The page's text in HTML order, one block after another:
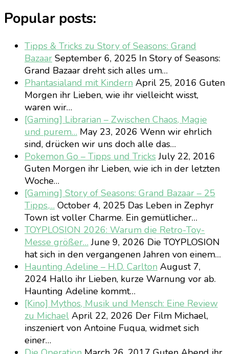
Popular posts:
Tipps & Tricks zu Story of Seasons: Grand
Bazaar September 6, 2025 In Story of Seasons:
Grand Bazaar dreht sich alles um…
Phantasialand mit Kindern April 25, 2016 Guten
Morgen ihr Lieben, wie ihr vielleicht wisst,
waren wir…
[Gaming] Librarian – Zwischen Chaos, Magie
und purem… May 23, 2026 Wenn wir ehrlich
sind, drücken wir uns doch alle das…
Pokemon Go – Tipps und TricksJuly 22, 2016
Guten Morgen ihr Lieben, wie ich in der letzten
Woche…
[Gaming] Story of Seasons: Grand Bazaar – 25
Tipps,… October 4, 2025 Das Leben in Zephyr
Town ist voller Charme. Ein gemütlicher…
TOYPLOSION 2026: Warum die Retro-Toy-
Messe größer… June 9, 2026 Die TOYPLOSION
hat sich in den vergangenen Jahren von einem…
Haunting Adeline – H.D. Carlton August 7,
2024 Hallo ihr Lieben, kurze Warnung vor ab.
Haunting Adeline kommt…
[Kino] Mythos, Musik und Mensch: Eine Review
zu Michael April 22, 2026 Der Film Michael,
inszeniert von Antoine Fuqua, widmet sich
einer…